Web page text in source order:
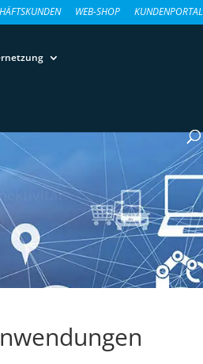
WEB-SHOP KUNDENPORTAL